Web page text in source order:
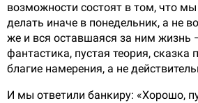
возможности состоят в том, что
делать иначе в понедельник, а не
же и вся оставшаяся за ним жизнь
фантастика, пустая теория, сказка
благие намерения, а не
И мы ответили банкиру: «Хорошо,